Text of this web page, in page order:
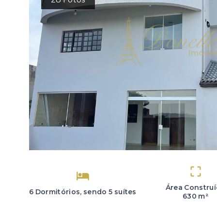
6 Dormitórios, sendo 5 suítes
Área
630 m²